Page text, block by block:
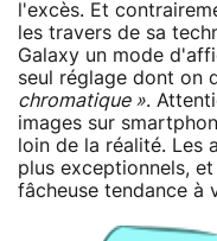
l'excès. Et
les travers de sa
Galaxy un mode
seul réglage dont on
chromatique ».
images sur
loin de la réalité. Les
plus exceptionnels,
fâcheuse tendance à